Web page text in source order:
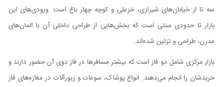
سه تا از خیابان‌های شیرازی، خزعلی و کوچه چهار باغ است. ورودی‌های این
بازار تا حدودی سنتی است که بخش‌هایی از طراحی داخلی آن با المان‌های
مدرن، طراحی و تزئین شده‌اند.
بازار مرکزی شامل دو فاز است که بیشتر مسافرها در فاز دوی آن حضور دارند و
خریدشان را انجام می‌دهند. انواع پوشاک، سوغات و زیور‌آلات در مغازه‌های فاز